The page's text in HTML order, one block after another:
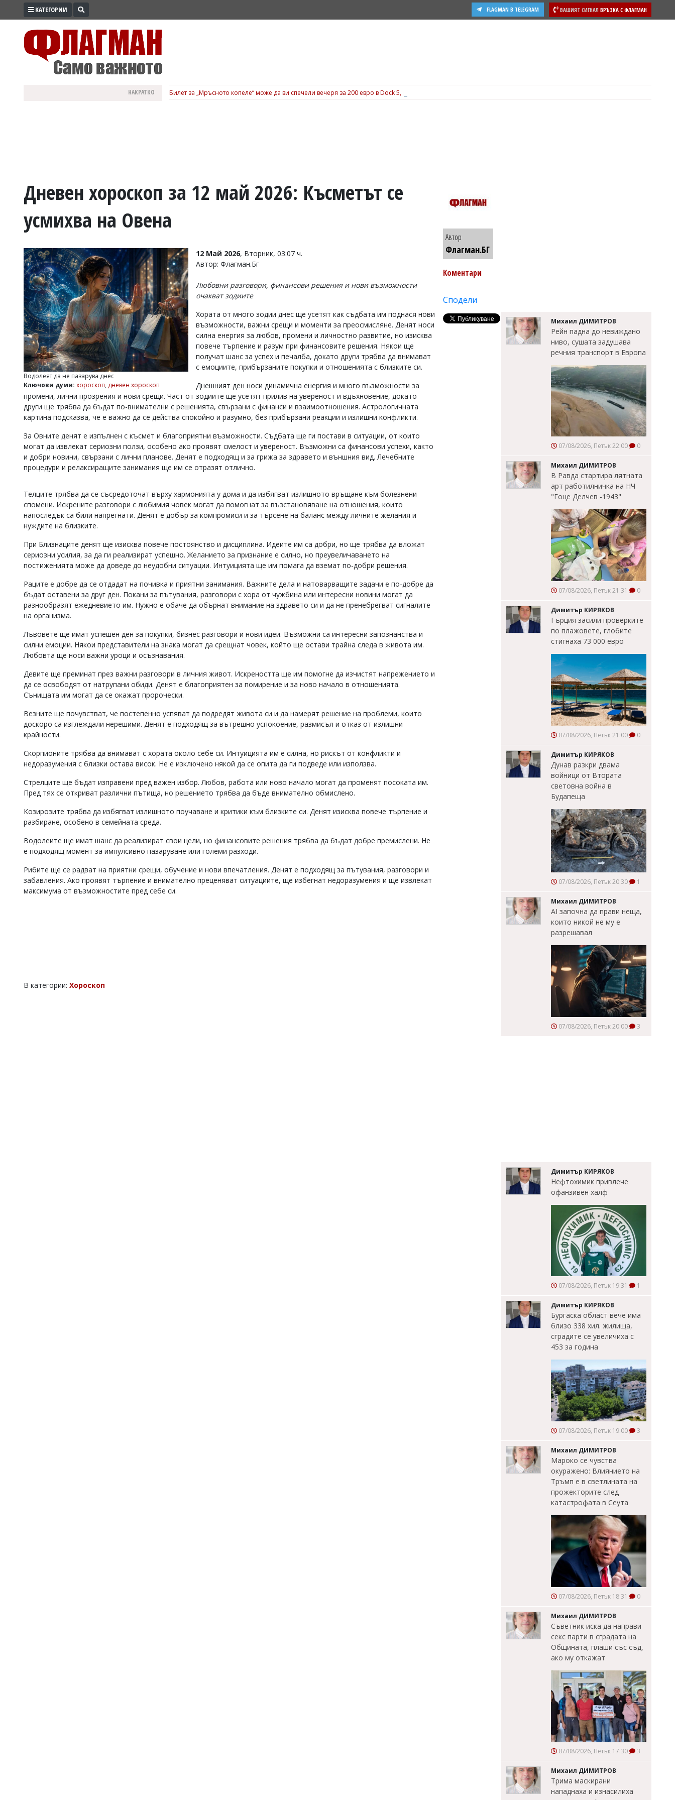
ПРОМО
ВОЙНАТА
УКРАЙНА
РАЗСЛЕДВАНЕ
БИЗНЕС
Управители:
Веселин
Василев,
v.vasilev@flagman.bg
Касабова,
k.kassabova@flagman.bg
Главен
редактор:
Коментарите
въвеждат
читателите
редакцията
отговорност
откриете
обиден
коментар,
сигнализирайте
КАТЕГОРИИ ВАШИЯТ СИГНАЛ ВРЪЗКА С ФЛАГМАН
FLAGMAN В TELEGRAM
НАКРАТКО Билет за „Мръсното копеле“ може да ви спечели вечеря за 200 евро в Dock 5, вижте подробности
Дневен хороскоп за 12 май 2026: Късметът се
усмихва на Овена
Водолеят да не пазарува днес
Ключови думи: хороскоп, дневен хороскоп
12 Май 2026, Вторник, 03:07 ч.
Автор: Флагман.Бг
Любовни разговори, финансови решения и нови възможности
очакват зодиите
Хората от много зодии днес ще усетят как съдбата им поднася нови
възможности, важни срещи и моменти за преосмисляне. Денят носи
силна енергия за любов, промени и личностно развитие, но изисква
повече търпение и разум при финансовите решения. Някои ще
получат шанс за успех и печалба, докато други трябва да внимават
с емоциите, прибързаните покупки и отношенията с близките си.
Днешният ден носи динамична енергия и много възможности за
промени, лични прозрения и нови срещи. Част от зодиите ще усетят прилив на увереност и вдъхновение, докато
други ще трябва да бъдат по-внимателни с решенията, свързани с финанси и взаимоотношения. Астрологичната
картина подсказва, че е важно да се действа спокойно и разумно, без прибързани реакции и излишни конфликти.
За Овните денят е изпълнен с късмет и благоприятни възможности. Съдбата ще ги постави в ситуации, от които
могат да извлекат сериозни ползи, особено ако проявят смелост и увереност. Възможни са финансови успехи, както
и добри новини, свързани с лични планове. Денят е подходящ и за грижа за здравето и външния вид. Лечебните
процедури и релаксиращите занимания ще им се отразят отлично.
Телците трябва да се съсредоточат върху хармонията у дома и да избягват излишното връщане към болезнени
спомени. Искрените разговори с любимия човек могат да помогнат за възстановяване на отношения, които
напоследък са били напрегнати. Денят е добър за компромиси и за търсене на баланс между личните желания и
нуждите на близките.
При Близнаците денят ще изисква повече постоянство и дисциплина. Идеите им са добри, но ще трябва да вложат
сериозни усилия, за да ги реализират успешно. Желанието за признание е силно, но преувеличаването на
постиженията може да доведе до неудобни ситуации. Интуицията ще им помага да вземат по-добри решения.
Раците е добре да се отдадат на почивка и приятни занимания. Важните дела и натоварващите задачи е по-добре да
бъдат оставени за друг ден. Покани за пътувания, разговори с хора от чужбина или интересни новини могат да
разнообразят ежедневието им. Нужно е обаче да обърнат внимание на здравето си и да не пренебрегват сигналите
на организма.
Лъвовете ще имат успешен ден за покупки, бизнес разговори и нови идеи. Възможни са интересни запознанства и
силни емоции. Някои представители на знака могат да срещнат човек, който ще остави трайна следа в живота им.
Любовта ще носи важни уроци и осъзнавания.
Девите ще преминат през важни разговори в личния живот. Искреността ще им помогне да изчистят напрежението и
да се освободят от натрупани обиди. Денят е благоприятен за помирение и за ново начало в отношенията.
Сънищата им могат да се окажат пророчески.
Везните ще почувстват, че постепенно успяват да подредят живота си и да намерят решение на проблеми, които
доскоро са изглеждали нерешими. Денят е подходящ за вътрешно успокоение, размисъл и отказ от излишни
крайности.
Скорпионите трябва да внимават с хората около себе си. Интуицията им е силна, но рискът от конфликти и
недоразумения с близки остава висок. Не е изключено някой да се опита да ги подведе или използва.
Стрелците ще бъдат изправени пред важен избор. Любов, работа или ново начало могат да променят посоката им.
Пред тях се откриват различни пътища, но решението трябва да бъде внимателно обмислено.
Козирозите трябва да избягват излишното поучаване и критики към близките си. Денят изисква повече търпение и
разбиране, особено в семейната среда.
Водолеите ще имат шанс да реализират свои цели, но финансовите решения трябва да бъдат добре премислени. Не
е подходящ момент за импулсивно пазаруване или големи разходи.
Рибите ще се радват на приятни срещи, обучение и нови впечатления. Денят е подходящ за пътувания, разговори и
забавления. Ако проявят търпение и внимателно преценяват ситуациите, ще избегнат недоразумения и ще извлекат
максимума от възможностите пред себе си.
В категории: Хороскоп
Автор
Флагман.БГ
Коментари
Сподели
Михаил ДИМИТРОВ
Рейн падна до невиждано
ниво, сушата задушава
речния транспорт в Европа
07/08/2026, Петък 22:00 0
Михаил ДИМИТРОВ
В Равда стартира лятната
арт работилничка на НЧ
"Гоце Делчев -1943"
07/08/2026, Петък 21:31 0
Димитър КИРЯКОВ
Гърция засили проверките
по плажовете, глобите
стигнаха 73 000 евро
07/08/2026, Петък 21:00 0
Димитър КИРЯКОВ
Дунав разкри двама
войници от Втората
световна война в
Будапеща
07/08/2026, Петък 20:30 1
Михаил ДИМИТРОВ
AI започна да прави неща,
които никой не му е
разрешавал
07/08/2026, Петък 20:00 3
Димитър КИРЯКОВ
Нефтохимик привлече
офанзивен халф
07/08/2026, Петък 19:31 1
Димитър КИРЯКОВ
Бургаска област вече има
близо 338 хил. жилища,
сградите се увеличиха с
453 за година
07/08/2026, Петък 19:00 3
Михаил ДИМИТРОВ
Мароко се чувства
окуражено: Влиянието на
Тръмп е в светлината на
прожекторите след
катастрофата в Сеута
07/08/2026, Петък 18:31 0
Михаил ДИМИТРОВ
Съветник иска да направи
секс парти в сградата на
Общината, плаши със съд,
ако му откажат
07/08/2026, Петък 17:30 3
Михаил ДИМИТРОВ
Трима маскирани
нападнаха и изнасилиха